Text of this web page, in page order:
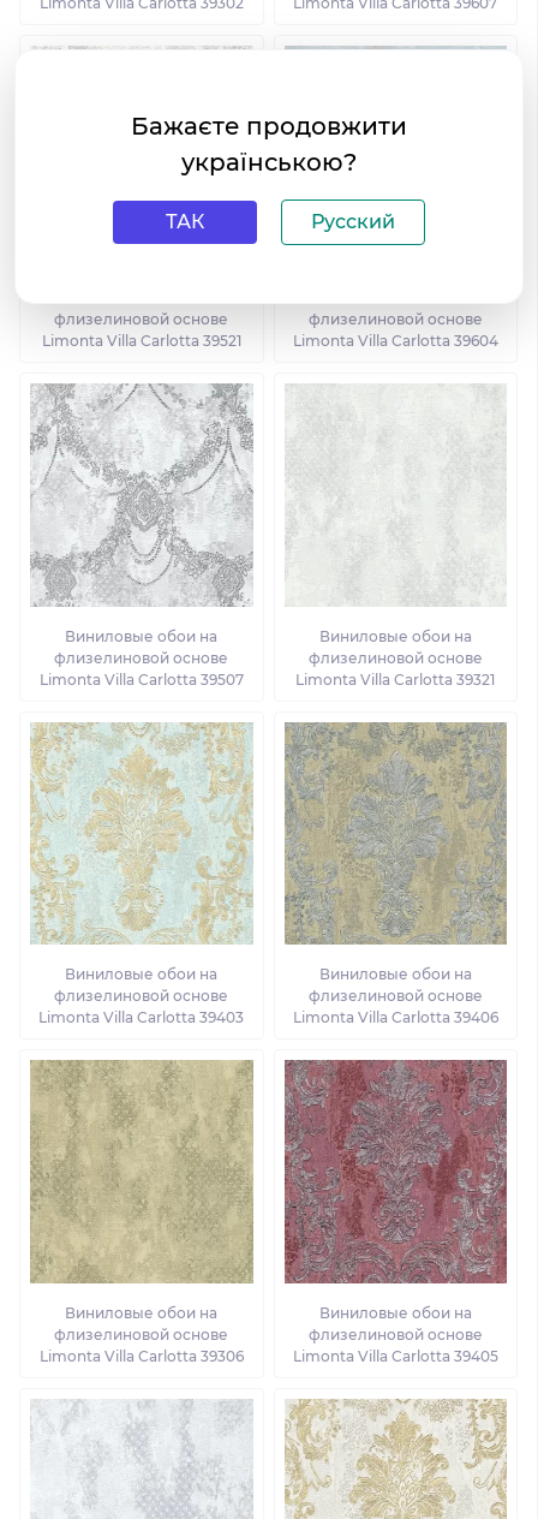
флизелиновой основе
Limonta Villa Carlotta 39521
флизелиновой основе
Limonta Villa Carlotta 39604
Виниловые обои на
флизелиновой основе
Limonta Villa Carlotta 39507
Виниловые обои на
флизелиновой основе
Limonta Villa Carlotta 39321
Виниловые обои на
флизелиновой основе
Limonta Villa Carlotta 39403
Виниловые обои на
флизелиновой основе
Limonta Villa Carlotta 39406
Виниловые обои на
флизелиновой основе
Limonta Villa Carlotta 39306
Виниловые обои на
флизелиновой основе
Limonta Villa Carlotta 39405
Бажаєте продовжити
українською?
ТАК Русский